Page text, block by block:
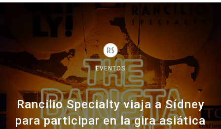
EVENTOS
Rancilio Specialty viaja a Sídney
para participar en la gira asiática
Todos Productos Noticias
Our brands